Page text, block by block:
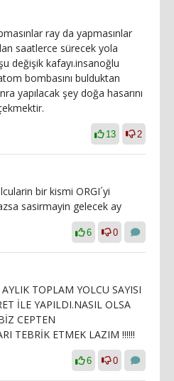
ray da yapmasınlar
saatlerce sürecek yola
değişik kafayı.insanoğlu
bombasını bulduktan
yapılacak şey doğa hasarını
13 2
bir kismi ORGI´yi
sasirmayin gelecek ay
6 0
TOPLAM YOLCU SAYISI
İLE YAPILDI.NASIL OLSA
CEPTEN
TEBRİK ETMEK LAZIM !!!!!!
6 0